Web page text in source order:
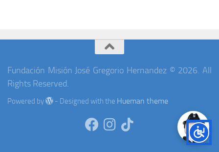
Fundación Misión José Gregorio Hernandez © 2026. All
Rights Reserved.
Powered by - Designed with the Hueman theme